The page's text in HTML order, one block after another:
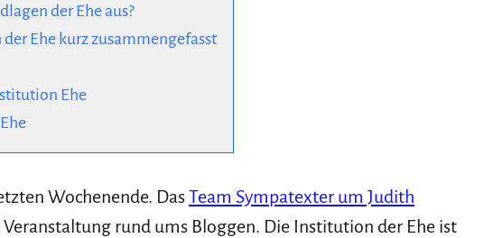
der Ehe aus?
Ehe kurz zusammengefasst
Ehe
Wochenende. DasTeam Sympatexter um Judith
rund ums Bloggen. Die Institution der Ehe ist